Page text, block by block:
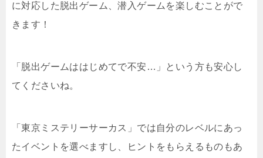
に対応した脱出ゲーム、潜入ゲームを楽しむことがで
きます！
「脱出ゲームははじめてで不安…」という方も安心し
てくださいね。
「東京ミステリーサーカス」では自分のレベルにあっ
たイベントを選べますし、ヒントをもらえるものもあ